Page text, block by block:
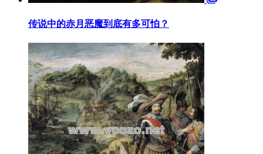
传说中的赤月恶魔到底有多可怕？